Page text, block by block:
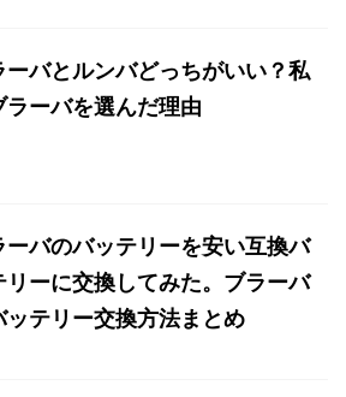
ーバとルンバどっちがいい？私
ラーバを選んだ理由
ーバのバッテリーを安い互換バ
リーに交換してみた。ブラーバ
ッテリー交換方法まとめ